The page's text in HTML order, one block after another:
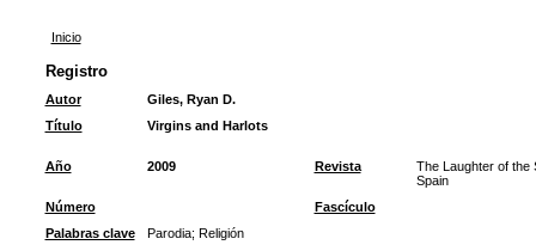
Inicio
Registro
Autor
Giles, Ryan D.
Título
Virgins and Harlots
Año 2009 Revista
The Laughter of the
Spain
Número
Fascículo
Palabras clave
Parodia; Religión